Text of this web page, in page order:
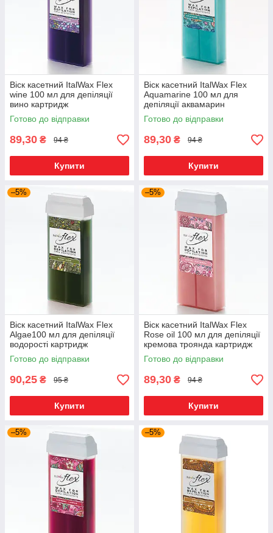
Віск касетний ItalWax Flex
wine 100 мл для депіляції
вино картридж
Готово до відправки
89,30 ₴ 94 ₴
Купити
Віск касетний ItalWax Flex
Aquamarine 100 мл для
депіляції аквамарин
картридж
Готово до відправки
89,30 ₴ 94 ₴
Купити
–5%
Віск касетний ItalWax Flex
Algae100 мл для депіляції
водорості картридж
Готово до відправки
90,25 ₴ 95 ₴
Купити
–5%
Віск касетний ItalWax Flex
Rose oil 100 мл для депіляції
кремова троянда картридж
Готово до відправки
89,30 ₴ 94 ₴
Купити
–5% –5%